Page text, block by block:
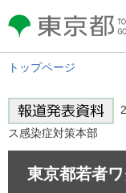
東京都 TOKYO
GOVERNMENT
トップページ
ス感染症対策本部
東京都若者